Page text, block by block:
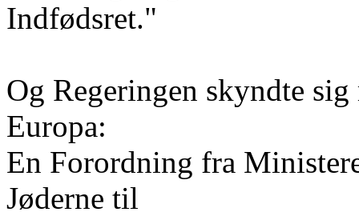
Indfødsret."
Og Regeringen skyndte
Europa:
En Forordning fra
Jøderne til